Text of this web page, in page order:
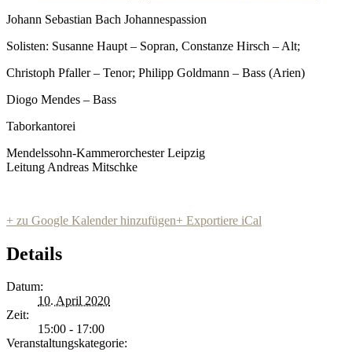
Johann Sebastian Bach Johannespassion
Solisten: Susanne Haupt – Sopran, Constanze Hirsch – Alt;
Christoph Pfaller – Tenor; Philipp Goldmann – Bass (Arien)
Diogo Mendes – Bass
Taborkantorei
Mendelssohn-Kammerorchester Leipzig
Leitung Andreas Mitschke
+ zu Google Kalender hinzufügen+ Exportiere iCal
Details
Datum:
10. April 2020
Zeit:
15:00 - 17:00
Veranstaltungskategorie: